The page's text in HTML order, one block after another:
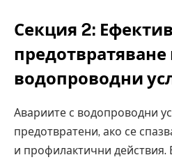
Секция 2:
предотвратяване
водопроводни
Авариите с водопроводни
предотвратени, ако се
и профилактични действия.